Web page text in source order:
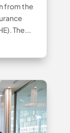
from the
The...